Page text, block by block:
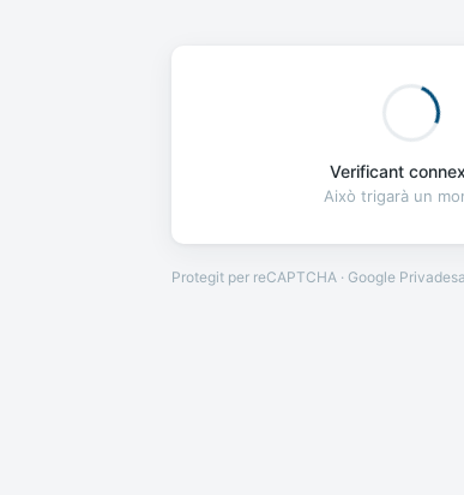
Verificant
Això trigarà un
Protegit per reCAPTCHA · Google Privadesa